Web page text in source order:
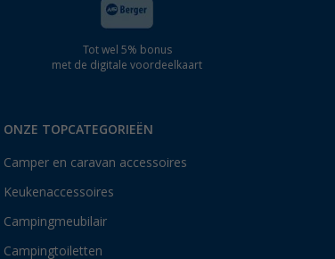
Tot wel 5% bonus
met de digitale voordeelkaart
ONZE TOPCATEGORIEËN
Camper en caravan accessoires
Keukenaccessoires
Campingmeubilair
Campingtoiletten